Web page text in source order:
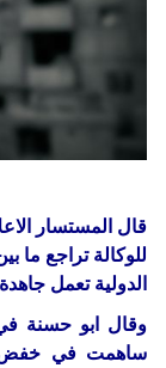
قال المستسار
للوكالة تراجع ما
الدولية تعمل
وقال ابو حسنة
ساهمت في خفض
سوريا